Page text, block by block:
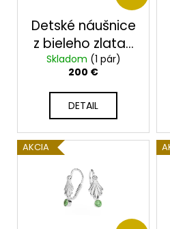
v
Detské náušnice
z bieleho zlata-
2325bxdarček
zdarma krabička
Skladom (1 pár)
200 €
DETAIL
AKCIA